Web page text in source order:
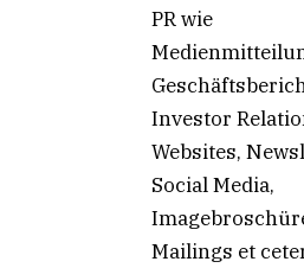
PR wie
Investor
Websites,
Social Media,
Mailings et